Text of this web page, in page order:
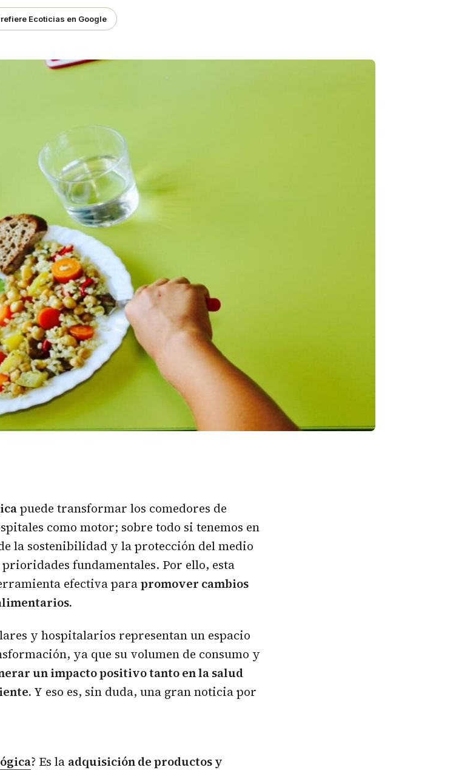
Ecoticias en Google
puede transformar los comedores de
como motor; sobre todo si tenemos en
la sostenibilidad y la protección del medio
fundamentales. Por ello, esta
efectiva parapromover cambios
y hospitalarios representan un espacio
ya que su volumen de consumo y
un impacto positivo tanto en la salud
Y eso es, sin duda, una gran noticia por
? Es la adquisición de productos y